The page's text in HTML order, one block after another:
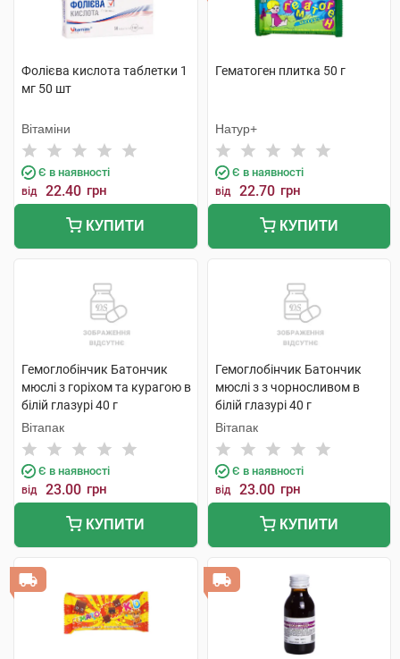
Фолієва кислота таблетки 1
мг 50 шт
Вітаміни
Є в наявності
від 22.40 грн
КУПИТИ
Гематоген плитка 50 г
Натур+
Є в наявності
від 22.70 грн
КУПИТИ
Гемоглобінчик Батончик
мюслі з горіхом та курагою в
білій глазурі 40 г
Вітапак
Є в наявності
від 23.00 грн
КУПИТИ
Гемоглобінчик Батончик
мюслі з з чорносливом в
білій глазурі 40 г
Вітапак
Є в наявності
від 23.00 грн
КУПИТИ